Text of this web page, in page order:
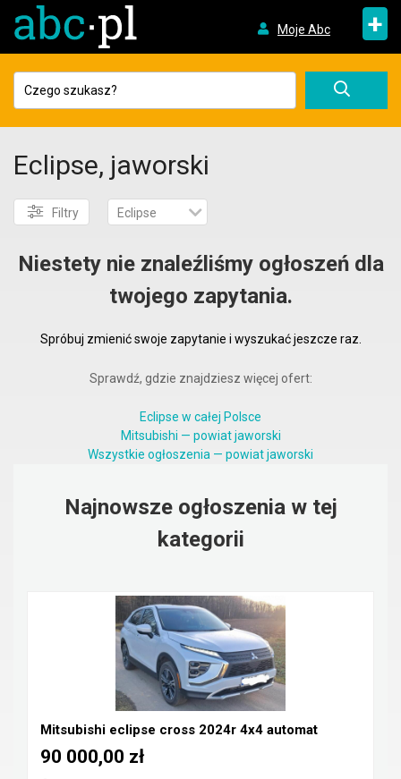
Moje Abc +
Eclipse, jaworski
Filtry Eclipse
Niestety nie znaleźliśmy ogłoszeń dla
twojego zapytania.
Spróbuj zmienić swoje zapytanie i wyszukać jeszcze raz.
Sprawdź, gdzie znajdziesz więcej ofert:
Eclipse w całej Polsce
Mitsubishi — powiat jaworski
Wszystkie ogłoszenia — powiat jaworski
Najnowsze ogłoszenia w tej
kategorii
Mitsubishi eclipse cross 2024r 4x4 automat
90 000,00 zł